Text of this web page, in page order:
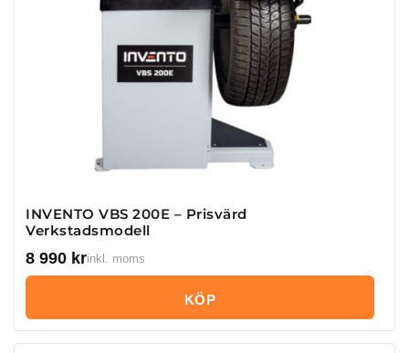
INVENTO VBS 200E – Prisvärd
Verkstadsmodell
8 990 krinkl. moms
KÖP